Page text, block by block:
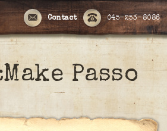
045-253-8086
Contact
Passo